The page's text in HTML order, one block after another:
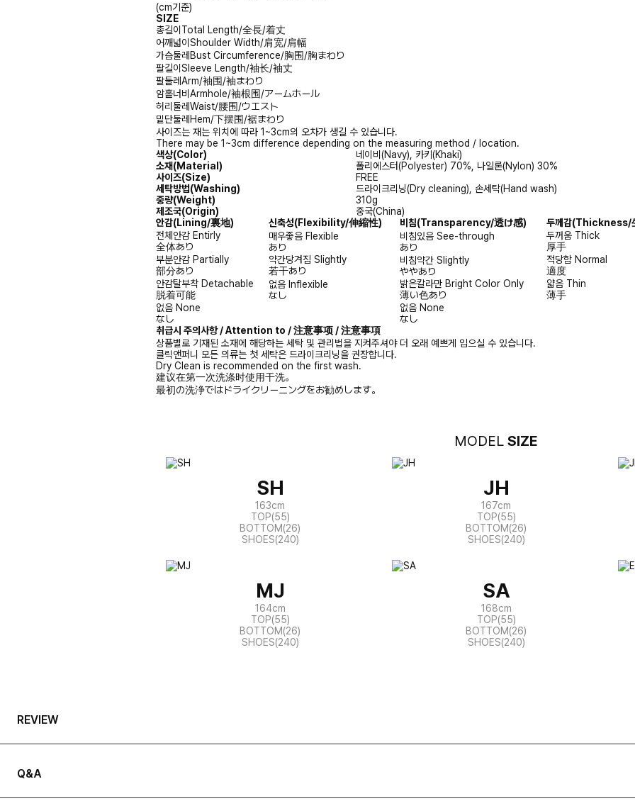
(cm기준)
SIZE
총길이Total Length/全長/着丈
어깨넓이Shoulder Width/肩宽/肩幅
가슴둘레Bust Circumference/胸围/胸まわり
팔길이Sleeve Length/袖长/袖丈
팔둘레Arm/袖围/袖まわり
암홀너비Armhole/袖根围/アームホール
허리둘레Waist/腰围/ウエスト
밑단둘레Hem/下摆围/裾まわり
사이즈는 재는 위치에 따라 1~3cm의 오차가 생길 수 있습니다.
There may be 1~3cm difference depending on the measuring method / location.
색상(Color)
네이비(Navy), 카키(Khaki)
소재(Material)
폴리에스터(Polyester) 70%, 나일론(Nylon) 30%
사이즈(Size)
FREE
세탁방법(Washing)
드라이크리닝(Dry cleaning), 손세탁(Hand wash)
중량(Weight)
310g
제조국(Origin)
중국(China)
안감(Lining/裏地) 신축성(Flexibility/伸縮性) 비침(Transparency/透け感) 두께감(Thickness/
전체안감 Entirly
全体あり
매우좋음 Flexible
あり
비침있음 See-through
あり
두꺼움 Thick
厚手
부분안감 Partially
部分あり
약간당겨짐 Slightly
若干あり
비침약간 Slightly
ややあり
적당함 Normal
適度
안감탈부착 Detachable
脱着可能
없음 Inflexible
なし
밝은칼라만 Bright Color Only
薄い色あり
얇음 Thin
薄手
없음 None
なし
없음 None
なし
취급시 주의사항 / Attention to / 注意事项 / 注意事項
상품별로 기재된 소재에 해당하는 세탁 및 관리법을 지켜주셔야 더 오래 예쁘게 입으실 수 있습니다.
클릭앤퍼니 모든 의류는 첫 세탁은 드라이크리닝을 권장합니다.
Dry Clean is recommended on the first wash.
建议在第一次洗涤时使用干洗。
最初の洗浄ではドライクリーニングをお勧めします。
MODEL SIZE
SH
163cm
TOP(55)
BOTTOM(26)
SHOES(240)
JH
167cm
TOP(55)
BOTTOM(26)
SHOES(240)
MJ
164cm
TOP(55)
BOTTOM(26)
SHOES(240)
SA
168cm
TOP(55)
BOTTOM(26)
SHOES(240)
REVIEW
Q&A